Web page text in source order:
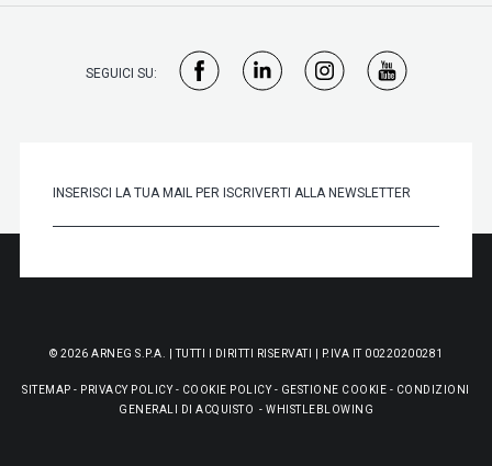
SEGUICI SU:
© 2026 ARNEG S.P.A. | TUTTI I DIRITTI RISERVATI | P.IVA IT 00220200281
SITEMAP - PRIVACY POLICY- COOKIE POLICY- GESTIONE COOKIE - CONDIZIONI
GENERALI DI ACQUISTO - WHISTLEBLOWING